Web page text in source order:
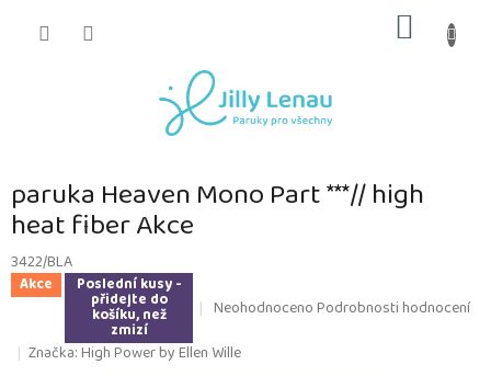
KOŠÍK
paruka Heaven Mono Part ***// high
heat fiber Akce
3422/BLA
Akce Poslední kusy -
přidejte do
košíku, než
zmizí
Průměrné
produktu
NeohodnocenoPodrobnosti hodnocení
Značka:High Power by Ellen Wille